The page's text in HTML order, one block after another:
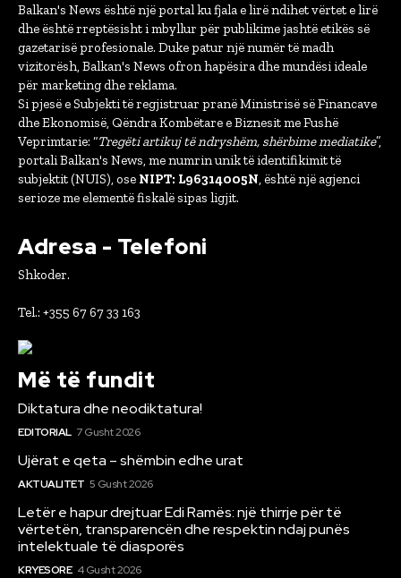
Balkan's News është një portal ku fjala e lirë ndihet vërtet e lirë
dhe është rreptësisht i mbyllur për publikime jashtë etikës së
gazetarisë profesionale. Duke patur një numër të madh
vizitorësh, Balkan's News ofron hapësira dhe mundësi ideale
për marketing dhe reklama.
Si pjesë e Subjekti të regjistruar pranë Ministrisë së Financave
dhe Ekonomisë, Qëndra Kombëtare e Biznesit me Fushë
Veprimtarie: “Tregëti artikuj të ndryshëm, shërbime mediatike”,
portali Balkan's News, me numrin unik të identifikimit të
subjektit (NUIS), ose NIPT: L96314005N, është një agjenci
serioze me elementë fiskalë sipas ligjit.
Adresa - Telefoni
Shkoder.
Tel.: +355 67 67 33 163
Më të fundit
Diktatura dhe neodiktatura!
EDITORIAL 7 Gusht 2026
Ujërat e qeta – shëmbin edhe urat
AKTUALITET 5 Gusht 2026
Letër e hapur drejtuar Edi Ramës: një thirrje për të
vërtetën, transparencën dhe respektin ndaj punës
intelektuale të diasporës
KRYESORE 4 Gusht 2026